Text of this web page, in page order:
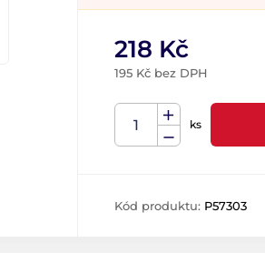
218 Kč
195 Kč bez DPH
ks
Kód produktu: P57303